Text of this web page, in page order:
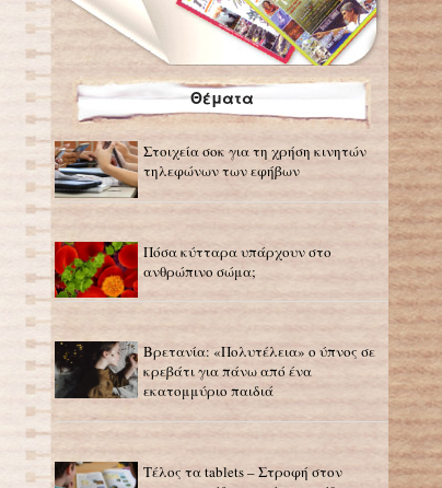
Θέματα
Στοιχεία σοκ για τη χρήση κινητών
τηλεφώνων των εφήβων
Πόσα κύτταρα υπάρχουν στο
ανθρώπινο σώμα;
Βρετανία: «Πολυτέλεια» ο ύπνος σε
κρεβάτι για πάνω από ένα
εκατομμύριο παιδιά
Τέλος τα tablets – Στροφή στον